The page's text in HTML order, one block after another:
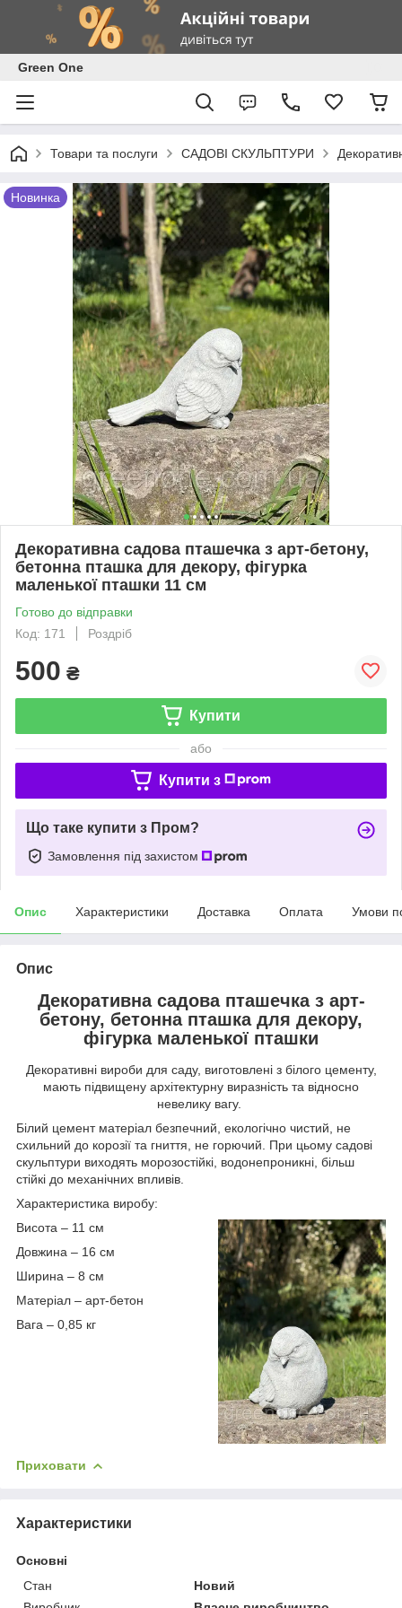
Green One
Товари та послуги САДОВІ СКУЛЬПТУРИ
Новинка
Декоративна садова пташечка з арт-бетону,
бетонна пташка для декору, фігурка
маленької пташки 11 см
Готово до відправки
Код: 171
Роздріб
500 ₴
Купити
або
Купити з
Що таке купити з Пром?
Замовлення під захистом
Опис Характеристики Доставка Оплата Умови
Опис
Декоративна садова пташечка з арт-
бетону, бетонна пташка для декору,
фігурка маленької пташки
Декоративні вироби для саду, виготовлені з білого цементу,
мають підвищену архітектурну виразність та відносно
невелику вагу.
Білий цемент матеріал безпечний, екологічно чистий, не
схильний до корозії та гниття, не горючий. При цьому садові
скульптури виходять морозостійкі, водонепроникні, більш
стійкі до механічних впливів.
Характеристика виробу:
Висота – 11 см
Довжина – 16 см
Ширина – 8 см
Матеріал – арт-бетон
Вага – 0,85 кг
Приховати
Характеристики
Основні
Стан
Новий